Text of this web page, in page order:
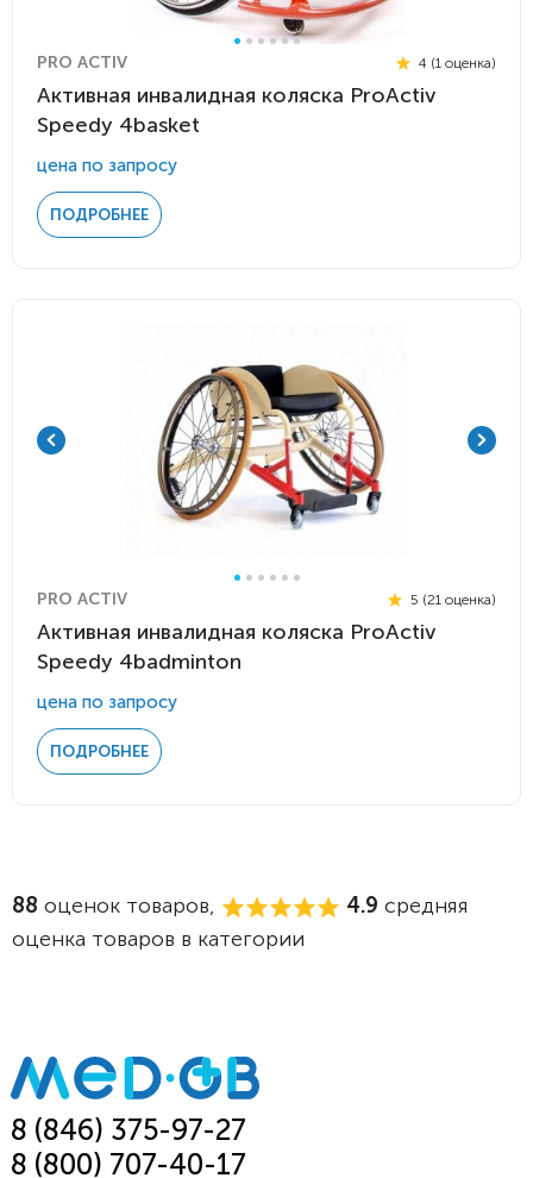
PRO ACTIV 4 (1 оценка)
Активная инвалидная коляска ProActiv
Speedy 4basket
цена по запросу
ПОДРОБНЕЕ
PRO ACTIV 5 (21 оценка)
Активная инвалидная коляска ProActiv
Speedy 4badminton
цена по запросу
ПОДРОБНЕЕ
88 оценок товаров, 4.9 средняя
оценка товаров в категории
8 (846) 375-97-27
8 (800) 707-40-17